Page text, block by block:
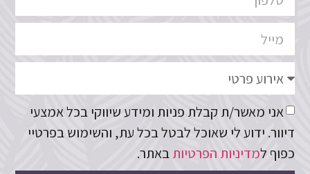
אני מאשר/ת קבלת פניות ומידע שיווקי בכל אמצעי
דיוור. ידוע לי שאוכל לבטל בכל עת, והשימוש בפרטיי
כפוף למדיניות הפרטיותבאתר.